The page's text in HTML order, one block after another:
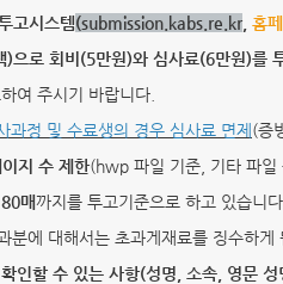
고시스템(submission.kabs.re.kr 홈
)으로 회비(5만원)와 심사료(6만원)를
여 주시기 바랍니다.
과정 및 수료생의 경우 심사료 면제 (증
지 수 제한(hwp 파일 기준, 기타 파일
매까지를 투고기준으로 하고 있습니
분에 대해서는 초과게재료를 징수하게
인할 수 있는 사항(성명, 소속, 영문 성